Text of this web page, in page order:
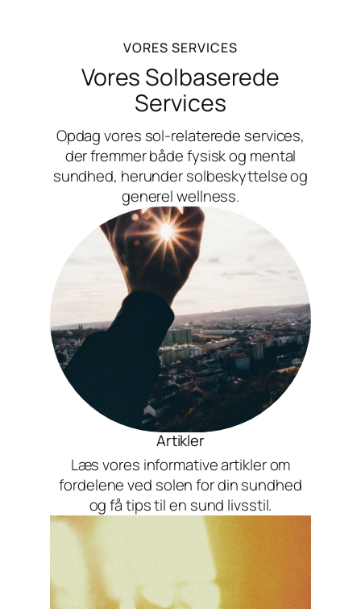
VORES SERVICES
Vores Solbaserede
Services
Opdag vores sol-relaterede services,
der fremmer både fysisk og mental
sundhed, herunder solbeskyttelse og
generel wellness.
Artikler
Læs vores informative artikler om
fordelene ved solen for din sundhed
og få tips til en sund livsstil.